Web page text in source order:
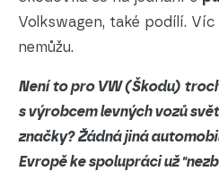
Volkswagen, také podílí.
nemůžu.
Není to pro VW (Škodu)
s výrobcem levných vozů
značky? Žádná jiná
Evropě ke spolupráci už